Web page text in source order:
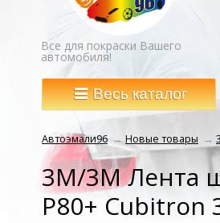
Все для покраски Вашего
автомобиля!
Весь каталог
Автоэмали96 →Новые товары →
3M/3М Лента
Р80+ Cubitron